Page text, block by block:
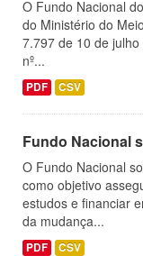
O Fundo Nacional
do Ministério do
7.797 de 10 de
nº...
PDF CSV
Fundo Nacional
O Fundo Nacional
como objetivo
estudos e financiar
da mudança...
PDF CSV